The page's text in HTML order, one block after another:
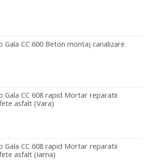
Gala CC 600 Beton montaj canalizare
Gala CC 608 rapid Mortar reparatii
asfalt (Vara)
Gala CC 608 rapid Mortar reparatii
asfalt (Iarna)